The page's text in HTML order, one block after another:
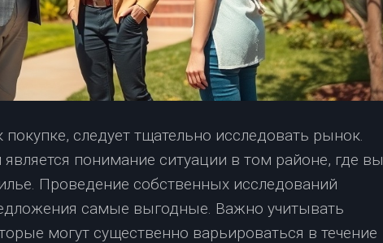
следует тщательно исследовать рынок.
понимание ситуации в том районе, где вы
Проведение собственных исследований
самые выгодные. Важно учитывать
могут существенно варьироваться в течение